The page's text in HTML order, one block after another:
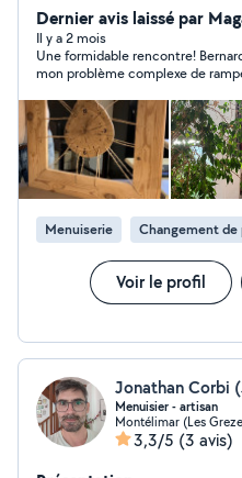
maison ! J'ai déjà plus de
depuis 2012 ! L'argent
plaisir ! Quelles
travailler rapidement , et
que de rencontres pour
partagez cette vision,
vos projets ! Bernard .
Dernier avis laissé par
Il y a 2 mois
Une formidable rencontre!
mon problème complexe de
plus que raisonnable. Vous
Menuiserie Changement
Voir le profil
Jonathan Corbi
Menuisier - artisan
Montélimar (Les
3,3/5 (3 avis)